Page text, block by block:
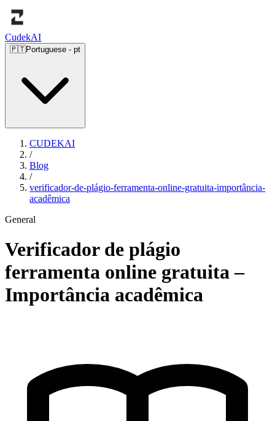
CudekAI
🇵🇹Portuguese - pt
CUDEKAI
/
Blog
/
verificador-de-plágio-ferramenta-online-gratuita-importância-
acadêmica
General
Verificador de plágio
ferramenta online gratuita –
Importância acadêmica